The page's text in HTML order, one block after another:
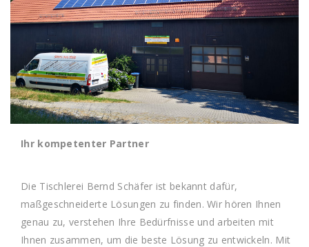
Ihr kompetenter Partner
Die Tischlerei Bernd Schäfer ist bekannt dafür,
maßgeschneiderte Lösungen zu finden. Wir hören Ihnen
genau zu, verstehen Ihre Bedürfnisse und arbeiten mit
Ihnen zusammen, um die beste Lösung zu entwickeln. Mit